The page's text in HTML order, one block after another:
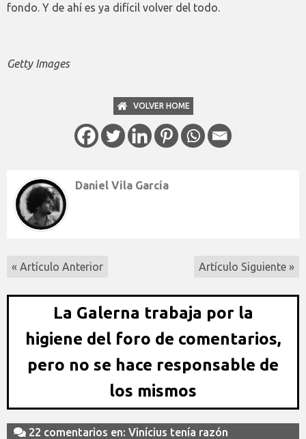
fondo. Y de ahí es ya difícil volver del todo.
Getty Images
VOLVER HOME
Daniel Vila García
« Artículo Anterior Artículo Siguiente »
La Galerna trabaja por la
higiene del foro de comentarios,
pero no se hace responsable de
los mismos
22 comentarios en: Vinícius tenía razón